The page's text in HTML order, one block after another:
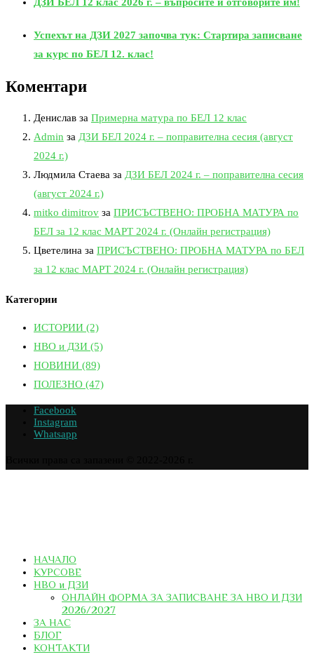
Успехът на ДЗИ 2027 започва тук: Стартира записване
за курс по БЕЛ 12. клас!
Коментари
Денислав за Примерна матура по БЕЛ 12 клас
Admin за ДЗИ БЕЛ 2024 г. – поправителна сесия (август
2024 г.)
Людмила Стаева за ДЗИ БЕЛ 2024 г. – поправителна сесия
(август 2024 г.)
mitko dimitrov за ПРИСЪСТВЕНО: ПРОБНА МАТУРА по
БЕЛ за 12 клас МАРТ 2024 г. (Онлайн регистрация)
Цветелина за ПРИСЪСТВЕНО: ПРОБНА МАТУРА по БЕЛ
за 12 клас МАРТ 2024 г. (Онлайн регистрация)
Категории
ИСТОРИИ (2)
НВО и ДЗИ (5)
НОВИНИ (89)
ПОЛЕЗНО (47)
Facebook
Instagram
Whatsapp
НАЧАЛО
КУРСОВЕ
НВО и ДЗИ
ОНЛАЙН ФОРМА ЗА ЗАПИСВАНЕ ЗА НВО И ДЗИ
2026/2027
ЗА НАС
БЛОГ
КОНТАКТИ